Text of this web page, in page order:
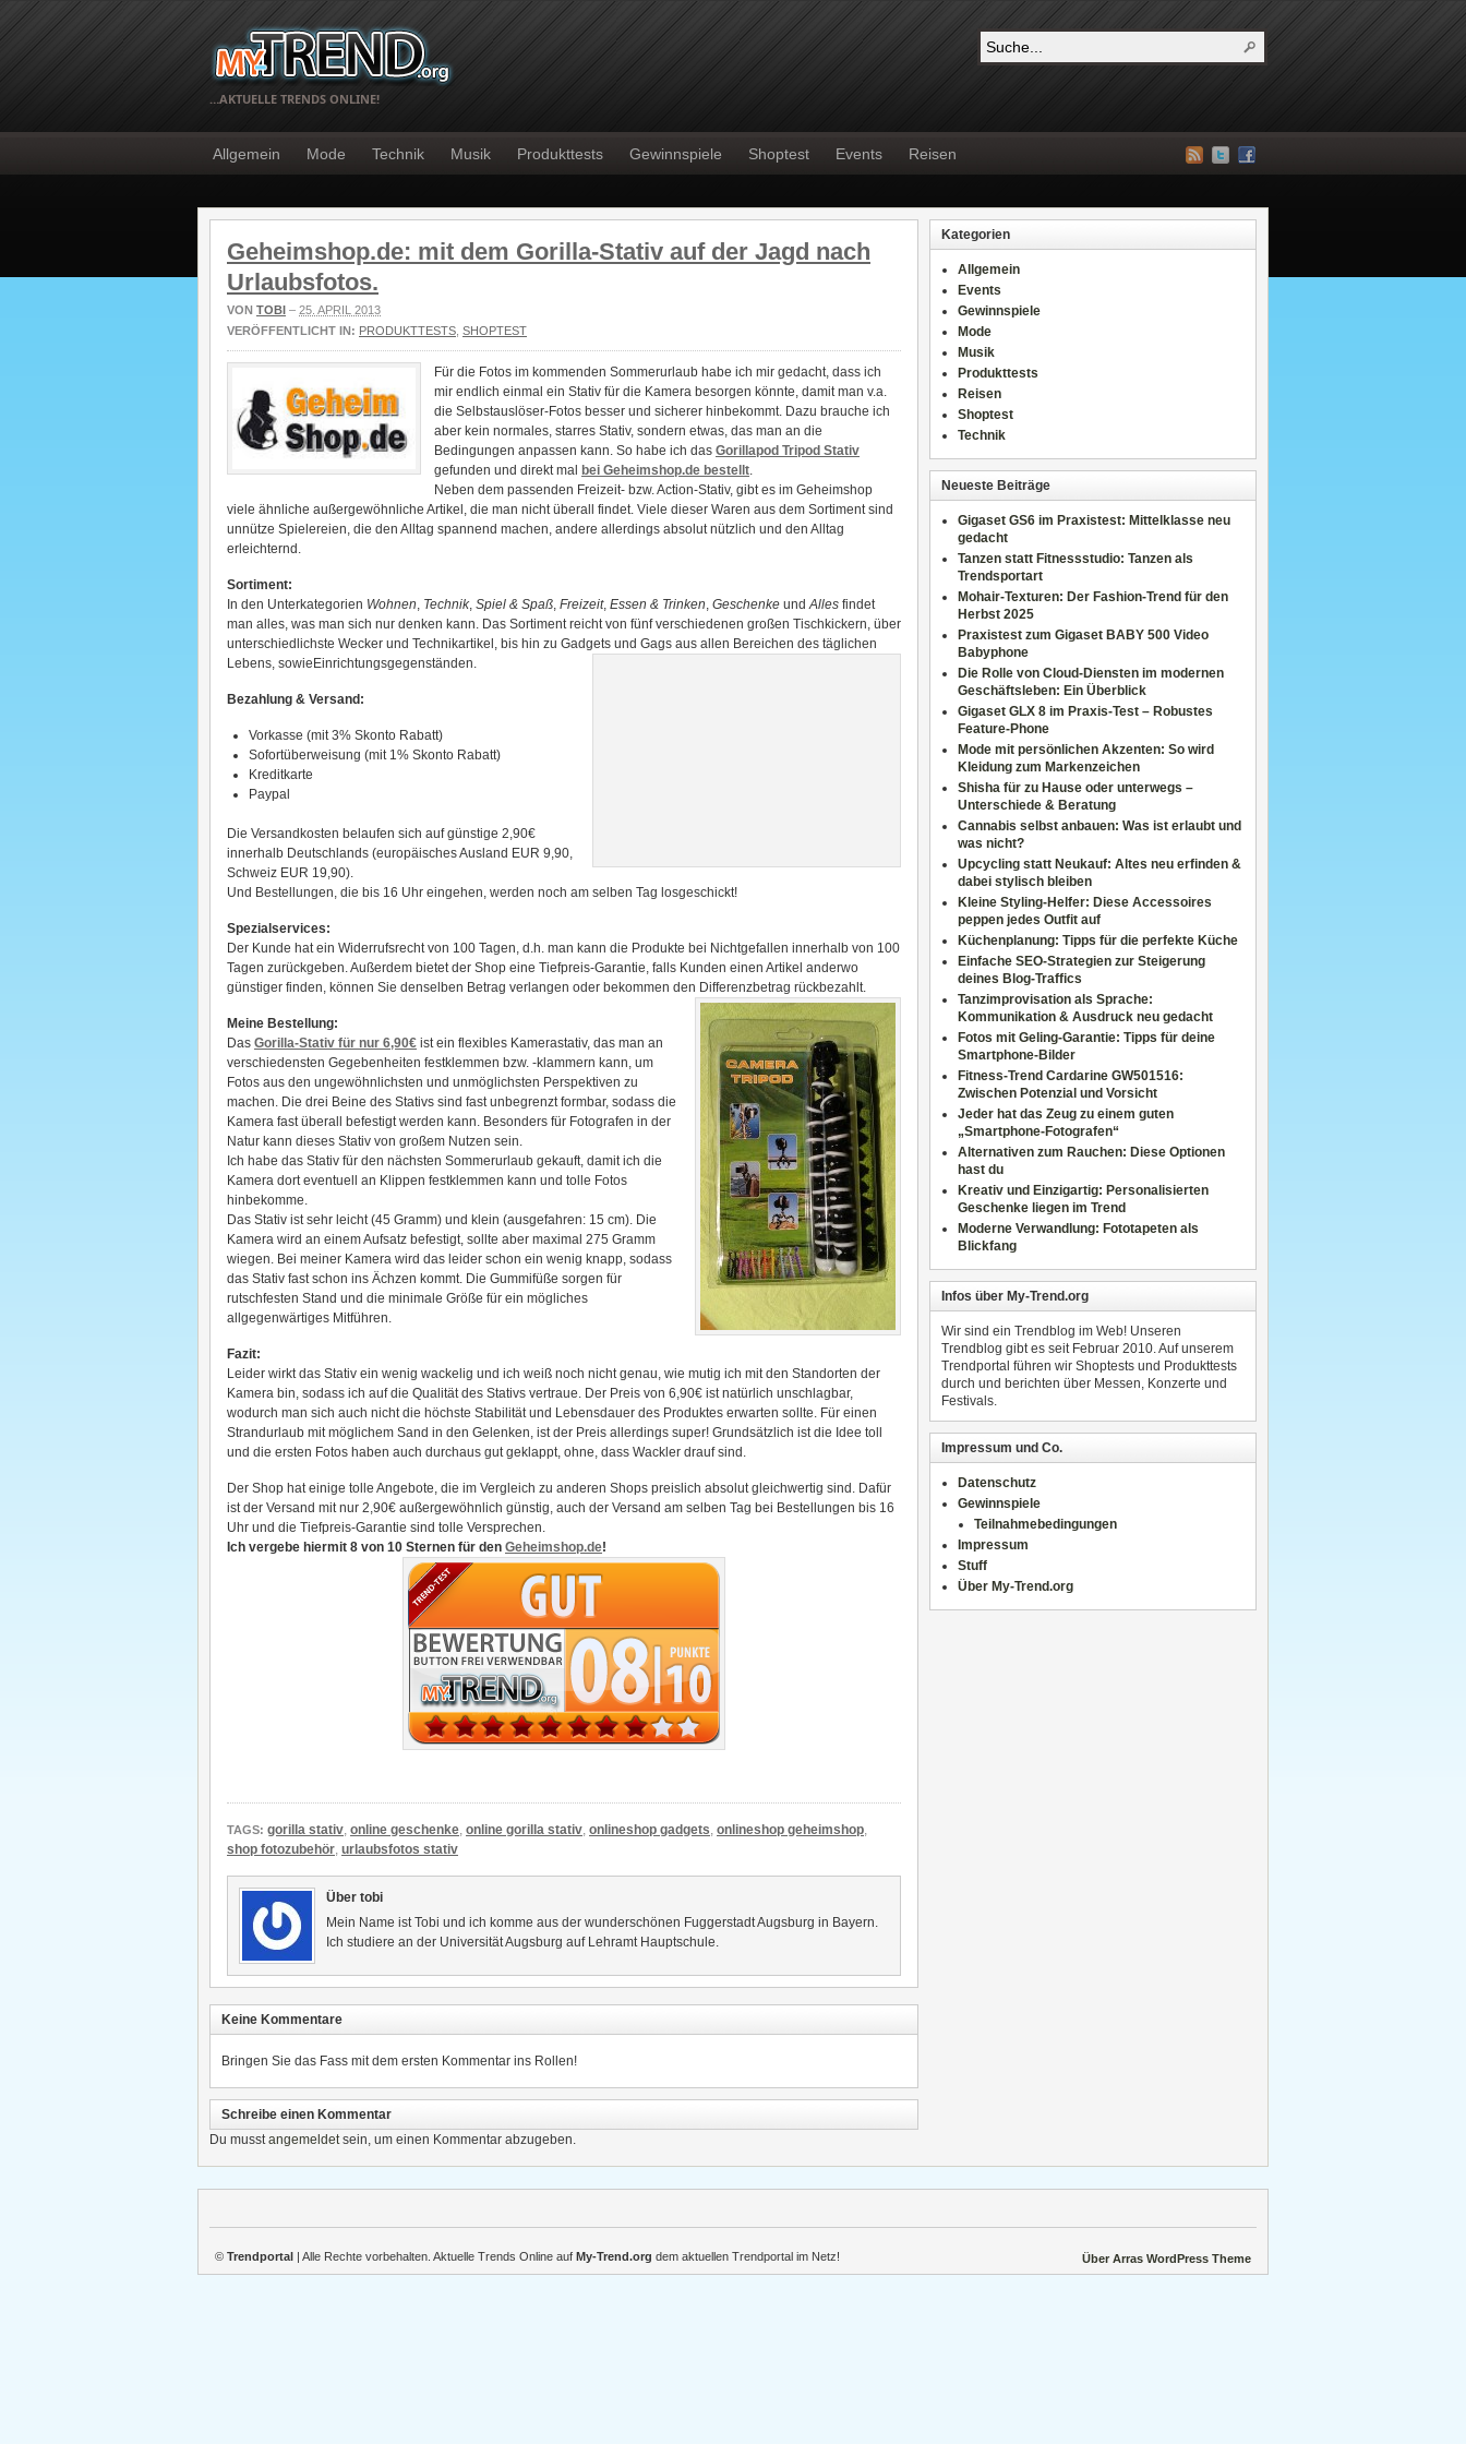
…AKTUELLE TRENDS ONLINE!
Allgemein Mode Technik Musik Produkttests Gewinnspiele Shoptest Events Reisen
Geheimshop.de: mit dem Gorilla-Stativ auf der Jagd nach
Urlaubsfotos.
VON TOBI – 25. APRIL 2013
VERÖFFENTLICHT IN: PRODUKTTESTS SHOPTEST
Für die Fotos im kommenden Sommerurlaub habe ich mir gedacht, dass ich
mir endlich einmal ein Stativ für die Kamera besorgen könnte, damit man v.a.
die Selbstauslöser-Fotos besser und sicherer hinbekommt. Dazu brauche ich
aber kein normales, starres Stativ, sondern etwas, das man an die
Bedingungen anpassen kann. So habe ich das Gorillapod Tripod Stativ
gefunden und direkt mal bei Geheimshop.de bestellt.
Neben dem passenden Freizeit- bzw. Action-Stativ, gibt es im Geheimshop
viele ähnliche außergewöhnliche Artikel, die man nicht überall findet. Viele dieser Waren aus dem Sortiment sind
unnütze Spielereien, die den Alltag spannend machen, andere allerdings absolut nützlich und den Alltag
erleichternd.
Sortiment:
In den Unterkategorien Wohnen, Technik, Spiel & Spaß, Freizeit, Essen & Trinken, Geschenke undAlles findet
man alles, was man sich nur denken kann. Das Sortiment reicht von fünf verschiedenen großen Tischkickern, über
unterschiedlichste Wecker und Technikartikel, bis hin zu Gadgets und Gags aus allen Bereichen des täglichen
Lebens, sowieEinrichtungsgegenständen.
Bezahlung & Versand:
Vorkasse (mit 3% Skonto Rabatt)
Sofortüberweisung (mit 1% Skonto Rabatt)
Kreditkarte
Paypal
Die Versandkosten belaufen sich auf günstige 2,90€
innerhalb Deutschlands (europäisches Ausland EUR 9,90,
Schweiz EUR 19,90).
Und Bestellungen, die bis 16 Uhr eingehen, werden noch am selben Tag losgeschickt!
Spezialservices:
Der Kunde hat ein Widerrufsrecht von 100 Tagen, d.h. man kann die Produkte bei Nichtgefallen innerhalb von 100
Tagen zurückgeben. Außerdem bietet der Shop eine Tiefpreis-Garantie, falls Kunden einen Artikel anderwo
günstiger finden, können Sie denselben Betrag verlangen oder bekommen den Differenzbetrag rückbezahlt.
Meine Bestellung:
Das Gorilla-Stativ für nur 6,90€ ist ein flexibles Kamerastativ, das man an
verschiedensten Gegebenheiten festklemmen bzw. -klammern kann, um
Fotos aus den ungewöhnlichsten und unmöglichsten Perspektiven zu
machen. Die drei Beine des Stativs sind fast unbegrenzt formbar, sodass die
Kamera fast überall befestigt werden kann. Besonders für Fotografen in der
Natur kann dieses Stativ von großem Nutzen sein.
Ich habe das Stativ für den nächsten Sommerurlaub gekauft, damit ich die
Kamera dort eventuell an Klippen festklemmen kann und tolle Fotos
hinbekomme.
Das Stativ ist sehr leicht (45 Gramm) und klein (ausgefahren: 15 cm). Die
Kamera wird an einem Aufsatz befestigt, sollte aber maximal 275 Gramm
wiegen. Bei meiner Kamera wird das leider schon ein wenig knapp, sodass
das Stativ fast schon ins Ächzen kommt. Die Gummifüße sorgen für
rutschfesten Stand und die minimale Größe für ein mögliches
allgegenwärtiges Mitführen.
Fazit:
Leider wirkt das Stativ ein wenig wackelig und ich weiß noch nicht genau, wie mutig ich mit den Standorten der
Kamera bin, sodass ich auf die Qualität des Stativs vertraue. Der Preis von 6,90€ ist natürlich unschlagbar,
wodurch man sich auch nicht die höchste Stabilität und Lebensdauer des Produktes erwarten sollte. Für einen
Strandurlaub mit möglichem Sand in den Gelenken, ist der Preis allerdings super! Grundsätzlich ist die Idee toll
und die ersten Fotos haben auch durchaus gut geklappt, ohne, dass Wackler drauf sind.
Der Shop hat einige tolle Angebote, die im Vergleich zu anderen Shops preislich absolut gleichwertig sind. Dafür
ist der Versand mit nur 2,90€ außergewöhnlich günstig, auch der Versand am selben Tag bei Bestellungen bis 16
Uhr und die Tiefpreis-Garantie sind tolle Versprechen.
Ich vergebe hiermit 8 von 10 Sternen für den Geheimshop.de!
TAGS: gorilla stativ, online geschenke, online gorilla stativ, onlineshop gadgets, onlineshop geheimshop,
shop fotozubehör, urlaubsfotos stativ
Über tobi
Mein Name ist Tobi und ich komme aus der wunderschönen Fuggerstadt Augsburg in Bayern.
Ich studiere an der Universität Augsburg auf Lehramt Hauptschule.
Keine Kommentare
Bringen Sie das Fass mit dem ersten Kommentar ins Rollen!
Schreibe einen Kommentar
Du musstangemeldetsein, um einen Kommentar abzugeben.
Kategorien
Allgemein
Events
Gewinnspiele
Mode
Musik
Produkttests
Reisen
Shoptest
Technik
Neueste Beiträge
Gigaset GS6 im Praxistest: Mittelklasse neu
gedacht
Tanzen statt Fitnessstudio: Tanzen als
Trendsportart
Mohair-Texturen: Der Fashion-Trend für den
Herbst 2025
Praxistest zum Gigaset BABY 500 Video
Babyphone
Die Rolle von Cloud-Diensten im modernen
Geschäftsleben: Ein Überblick
Gigaset GLX 8 im Praxis-Test – Robustes
Feature-Phone
Mode mit persönlichen Akzenten: So wird
Kleidung zum Markenzeichen
Shisha für zu Hause oder unterwegs –
Unterschiede & Beratung
Cannabis selbst anbauen: Was ist erlaubt und
was nicht?
Upcycling statt Neukauf: Altes neu erfinden &
dabei stylisch bleiben
Kleine Styling-Helfer: Diese Accessoires
peppen jedes Outfit auf
Küchenplanung: Tipps für die perfekte Küche
Einfache SEO-Strategien zur Steigerung
deines Blog-Traffics
Tanzimprovisation als Sprache:
Kommunikation & Ausdruck neu gedacht
Fotos mit Geling-Garantie: Tipps für deine
Smartphone-Bilder
Fitness-Trend Cardarine GW501516:
Zwischen Potenzial und Vorsicht
Jeder hat das Zeug zu einem guten
„Smartphone-Fotografen“
Alternativen zum Rauchen: Diese Optionen
hast du
Kreativ und Einzigartig: Personalisierten
Geschenke liegen im Trend
Moderne Verwandlung: Fototapeten als
Blickfang
Infos über My-Trend.org
Wir sind ein Trendblog im Web! Unseren
Trendblog gibt es seit Februar 2010. Auf unserem
Trendportal führen wir Shoptests und Produkttests
durch und berichten über Messen, Konzerte und
Festivals.
Impressum und Co.
Datenschutz
Gewinnspiele
Teilnahmebedingungen
Impressum
Stuff
Über My-Trend.org
Über Arras WordPress Theme
© Trendportal | Alle Rechte vorbehalten. Aktuelle Trends Online auf My-Trend.org dem aktuellen Trendportal im Netz!